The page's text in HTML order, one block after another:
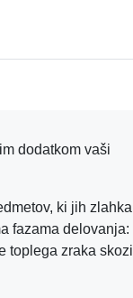
dodatkom vaši
ki jih zlahka
fazama delovanja:
toplega zraka skozi